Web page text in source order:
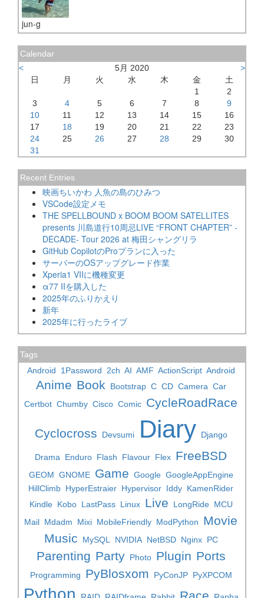
jun-g
Calendar
<
5月 2020
>
日
月 火 水 木 金
土
1
2
3
4 5 6 7 8
9
10
11 12 13 14 15
16
17
18 19 20 21 22
23
24
25 26 27 28 29
30
31
Recent Entries
映画ちいかわ 人魚の島のひみつ
VSCode設定メモ
THE SPELLBOUND x BOOM BOOM SATELLITES
presents 川島道行10周忌LIVE “FRONT CHAPTER” -
DECADE- Tour 2026 at 梅田シャングリラ
GitHub CopilotのProプランに入った
サーバーのOSアップグレード作業
Xperia1 VIIに機種変更
α77 IIを購入した
2025年のふりかえり
新年
2025年に行ったライブ
Tags
Android
1Password 2ch AI AMF ActionScript Android
Anime Book Bootstrap C CD Camera Car
Certbot Chumby Cisco Comic CycleRoadRace
Cyclocross Devsumi Diary Django
Drama Enduro Flash Flavour Flex FreeBSD
GEOM GNOME Game Google GoogleAppEngine
HillClimb HyperEstraier Hypervisor Iddy KamenRider
Kindle Kobo LastPass Linux Live LongRide MCU
Mail Mdadm Mixi MobileFriendly ModPython
Movie
Music
MySQL NVIDIA NetBSD Nginx PC
Parenting Party Photo Plugin Ports
Programming PyBlosxom PyConJP PyXPCOM
Python